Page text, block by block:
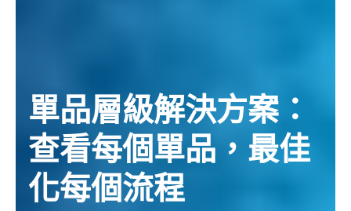
單品層級解決方案：
查看每個單品，最佳
化每個流程